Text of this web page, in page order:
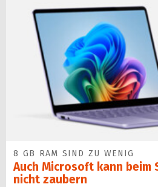
8 GB RAM SIND ZU WENIG
Auch Microsoft kann beim
nicht zaubern